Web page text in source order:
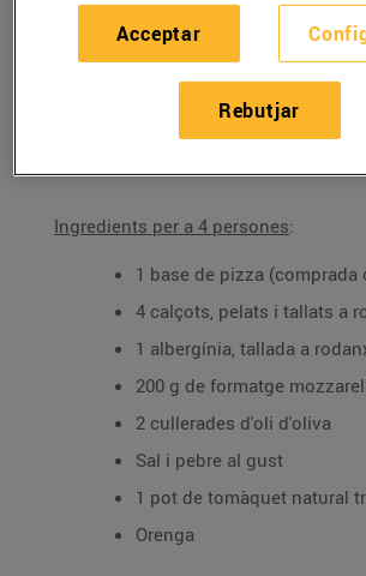
RECEPTES
Pizza de calçots i
albergínia
Ingredients per a 4 persones:
1 base de pizza (comprada
4 calçots, pelats i tallats a
1 albergínia, tallada a
200 g de formatge
2 cullerades d'oli d'oliva
Sal i pebre al gust
1 pot de tomàquet natural
Orenga
Rebutjar
Acceptar